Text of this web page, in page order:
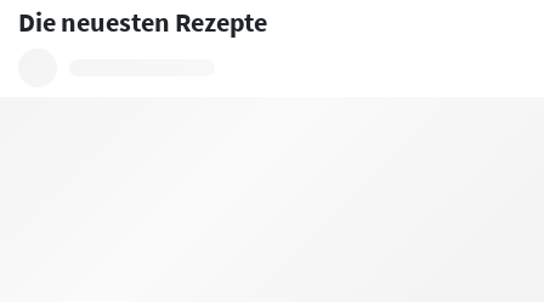
Die neuesten Rezepte